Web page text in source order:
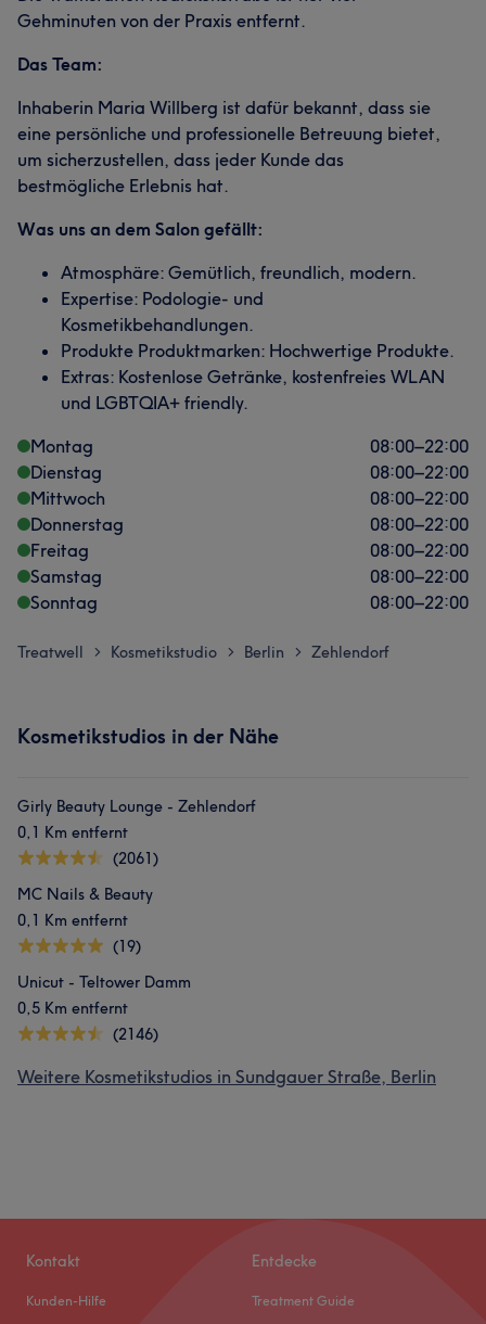
Gehminuten von der Praxis entfernt.
Das Team:
Inhaberin Maria Willberg ist dafür bekannt, dass sie
eine persönliche und professionelle Betreuung bietet,
um sicherzustellen, dass jeder Kunde das
bestmögliche Erlebnis hat.
Was uns an dem Salon gefällt:
Atmosphäre: Gemütlich, freundlich, modern.
Expertise: Podologie- und
Kosmetikbehandlungen.
Produkte Produktmarken: Hochwertige Produkte.
Extras: Kostenlose Getränke, kostenfreies WLAN
und LGBTQIA+ friendly.
Montag
08:00–22:00
Dienstag
08:00–22:00
Mittwoch
08:00–22:00
Donnerstag
08:00–22:00
Freitag
08:00–22:00
Samstag
08:00–22:00
Sonntag
08:00–22:00
Treatwell > Kosmetikstudio > Berlin > Zehlendorf
Kosmetikstudios in der Nähe
Girly Beauty Lounge - Zehlendorf
0,1 Km entfernt
(2061)
MC Nails & Beauty
0,1 Km entfernt
(19)
Unicut - Teltower Damm
0,5 Km entfernt
(2146)
Weitere Kosmetikstudios in Sundgauer Straße, Berlin
Kontakt
Kunden-Hilfe
Entdecke
Treatment Guide